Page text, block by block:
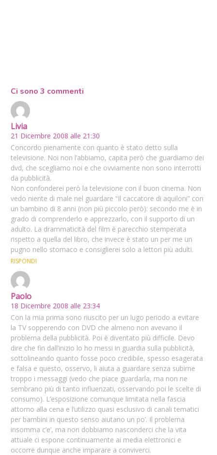
Ci sono 3 commenti
Livia
21 Dicembre 2008 alle 21:30
Concordo pienamente con quanto è stato detto sulla
televisione. Noi non l’abbiamo, capita però che guardiamo dei
dvd, che scegliamo noi e che ovviamente non sono interrotti
da pubblicità.
Non confonderei però la televisione con il buon cinema. Non
vedo niente di male nel guardare “Il caccatore di aquiloni” con
un bambino di 8 anni (non più piccolo però): secondo me è in
grado di comprenderlo e apprezzarlo, con il supporto di un
adulto. La drammaticità del film è parecchio stemperata
rispetto a quella del libro, che invece è stato un per me un
pugno nello stomaco e consiglierei solo a lettori più adulti.
RISPONDI
Paolo
18 Dicembre 2008 alle 23:34
Con la mia prima sono riuscito per un lugo periodo a evitare
la TV sopperendo con DVD che almeno non avevano il
problema della pubblicità. Poi è diventato più difficile. Devo
dire che fin dall’inizio lo ho messi in guardia sulla pubblicità,
sottolineando quanto fosse poco credibile, spesso esagerata
e falsa e questo, osservo, li aiuta a guardare senza subirne
troppo i messaggi (vedo che piace guardarla, ma non ne
sembrano più di tanto influenzati, osservando poi le scelte di
consumo). L’esposizione comunque limitata nella fascia
attorno alla cena e l’utilizzo quasi esclusivo di canali tematici
per bambini in questo senso aiutano un po’. Il problema
insomma c’e’, ma non dobbiamo nasconderci che la vita
attuale ci espone continuamente ai media elettronici e
occorre dunque anche imparare a conviverci.